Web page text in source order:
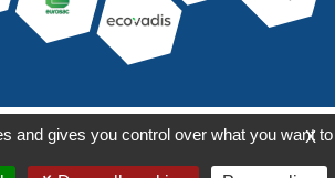
X
and gives you control over what you want to